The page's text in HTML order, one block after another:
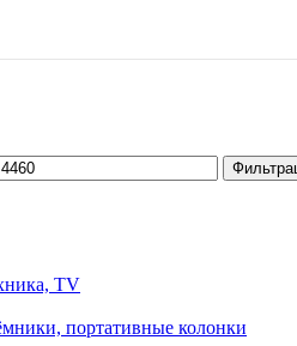
TV
портативные колонки